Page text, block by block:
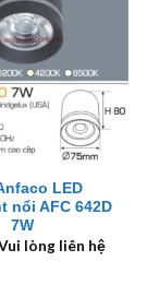
LED
nổi AFC 642D
7W
lòng liên hệ